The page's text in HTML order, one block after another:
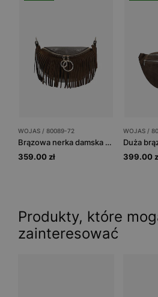
WOJAS / 80089-72
Brązowa nerka damska z frędzlami
359.00 zł
WOJAS /
399.00
Produkty, które
zainteresować